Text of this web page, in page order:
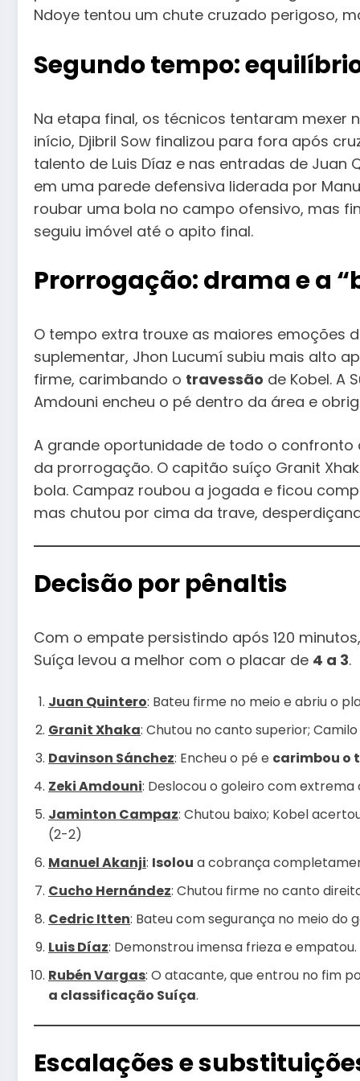
Ndoye tentou um chute cruzado perigoso,
Segundo tempo:
Na etapa final, os técnicos tentaram mexer
início, Djibril Sow finalizou para fora após
talento de Luis Díaz e nas entradas de
em uma parede defensiva liderada por
roubar uma bola no campo ofensivo, mas
seguiu imóvel até o apito final.
Prorrogação: drama e a
O tempo extra trouxe as maiores emoções
suplementar, Jhon Lucumí subiu mais alto
firme, carimbando o travessão de Kobel. A
Amdouni encheu o pé dentro da área e
A grande oportunidade de todo o
da prorrogação. O capitão suíço Granit
bola. Campaz roubou a jogada e ficou
mas chutou por cima da trave,
Decisão por pênaltis
Com o empate persistindo após 120
Suíça levou a melhor com o placar de 4 a 3.
Juan Quintero: Bateu firme no meio e abriu o
Granit Xhaka: Chutou no canto superior;
Davinson Sánchez: Encheu o pé e carimbou o
Zeki Amdouni: Deslocou o goleiro com extrema
Jaminton Campaz: Chutou baixo; Kobel
(2-2)
Manuel Akanji: Isolou a cobrança
Cucho Hernández: Chutou firme no canto
Cedric Itten: Bateu com segurança no meio do
Luis Díaz: Demonstrou imensa frieza e
Rubén Vargas: O atacante, que entrou no fim
a classificação Suíça.
Escalações e